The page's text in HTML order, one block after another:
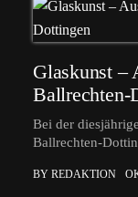
Glaskunst –
Ballrechten-
Bei der
Ballrechten-
BY REDAKTION